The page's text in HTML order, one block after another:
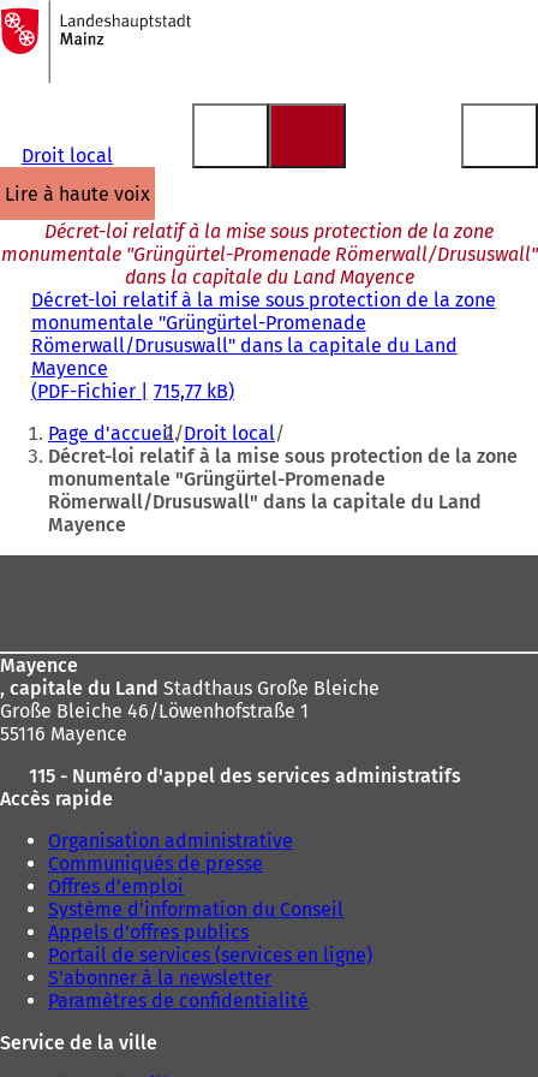
Accéder au contenu
Vers
la
page
d'accueil
Droit local
lire à haute voix
Décret-loi relatif à la mise sous protection de la zone
monumentale "Grüngürtel-Promenade Römerwall/Drususwall"
dans la capitale du Land Mayence
Décret-loi relatif à la mise sous protection de la zone
monumentale "Grüngürtel-Promenade
Römerwall/Drususwall" dans la capitale du Land
Mayence
PDF-Fichier 715,77 kB
Vous
êtes
Page d'accueil Droit local
Décret-loi relatif à la mise sous protection de la zone
monumentale "Grüngürtel-Promenade
Römerwall/Drususwall" dans la capitale du Land
Mayence
Mayence
, capitale du Land Stadthaus Große Bleiche
Große Bleiche 46/Löwenhofstraße 1
55116 Mayence
115 - Numéro d'appel des services administratifs
Accès rapide
Organisation administrative
Communiqués de presse
Offres d'emploi
Système d'information du Conseil
Appels d'offres publics
Portail de services (services en ligne)
S'abonner à la newsletter
Paramètres de confidentialité
Service de la ville